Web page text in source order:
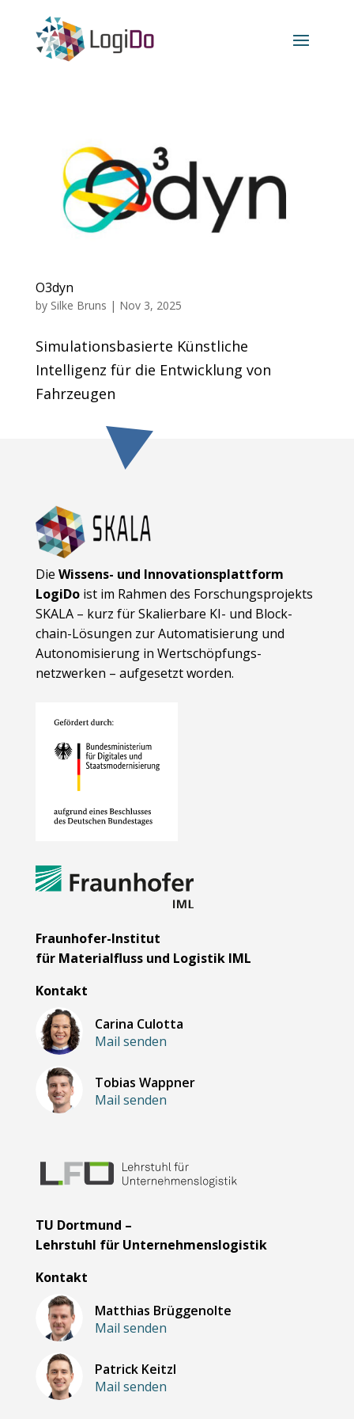
O3dyn
by Silke Bruns | Nov 3, 2025
Simulationsbasierte Künstliche
Intelligenz für die Entwicklung von
Fahrzeugen
Die Wissens- und Innovationsplattform
LogiDoist im Rahmen des Forschungsprojekts
SKALA – kurz für Skalierbare KI- und Block­
chain-Lösungen zur Automatisierung und
Autonomisierung in Wert­schöpfungs­
netzwerken – aufgesetzt worden.
Fraunhofer-Institut
für Materialfluss und Logistik IML
Kontakt
Carina Culotta
Mail senden
Tobias Wappner
Mail senden
TU Dortmund –
Lehrstuhl für Unternehmenslogistik
Kontakt
Matthias Brüggenolte
Mail senden
Patrick Keitzl
Mail senden